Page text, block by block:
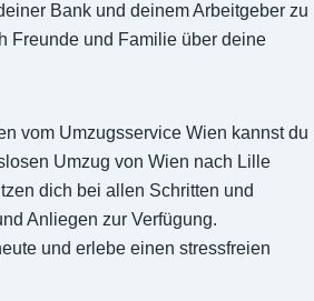
Bank und deinem Arbeitgeber zu
Freunde und Familie über deine
vom Umzugsservice Wien kannst du
Umzug von Wien nach Lille
dich bei allen Schritten und
Anliegen zur Verfügung.
und erlebe einen stressfreien